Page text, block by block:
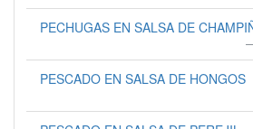
PECHUGAS EN SALSA DE
PESCADO EN SALSA DE HONGOS